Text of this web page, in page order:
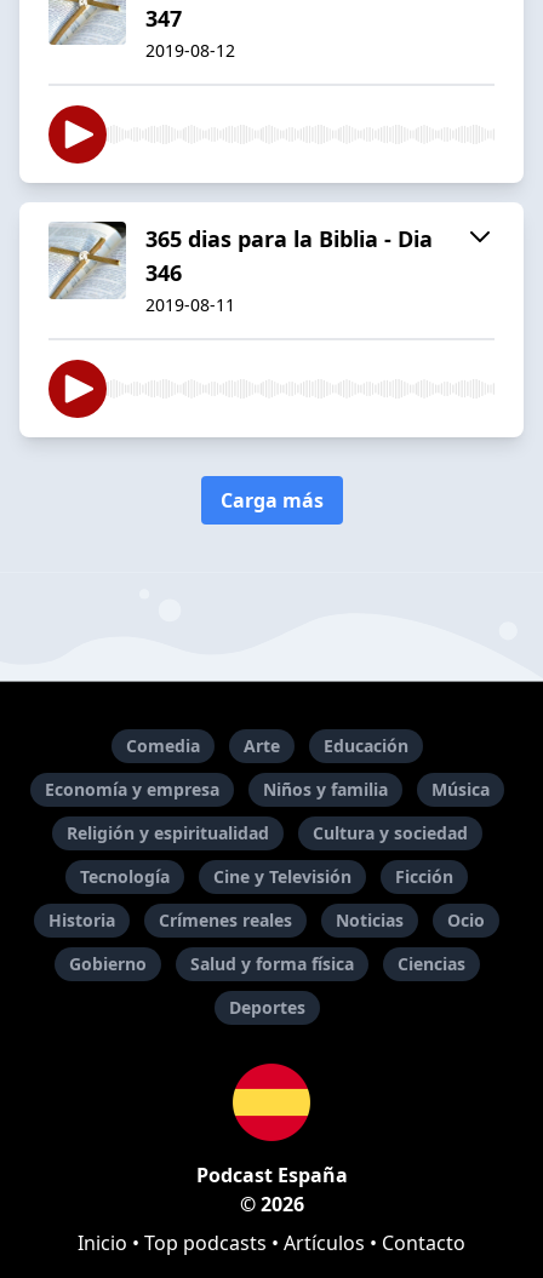
347
2019-08-12
365 dias para la Biblia - Dia
346
2019-08-11
Carga más
Comedia Arte
Educación
Economía y empresa
Niños y familia
Música
Religión y espiritualidad
Cultura y sociedad
Tecnología
Cine y Televisión
Ficción
Historia
Crímenes reales Noticias
Ocio
Gobierno
Salud y forma física
Ciencias
Deportes
Podcast España
© 2026
Inicio • Top podcasts • Artículos • Contacto